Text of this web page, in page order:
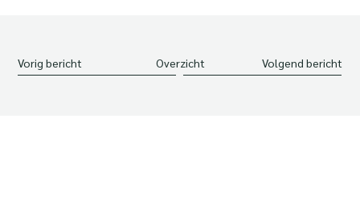
Vorig bericht Overzicht Volgend bericht